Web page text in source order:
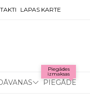
LAPAS KARTE
Piegādes
izmaksas
PIEGĀDE